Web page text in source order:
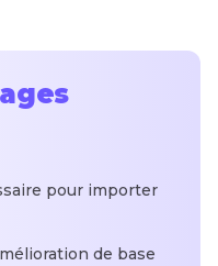
pour importer
de base